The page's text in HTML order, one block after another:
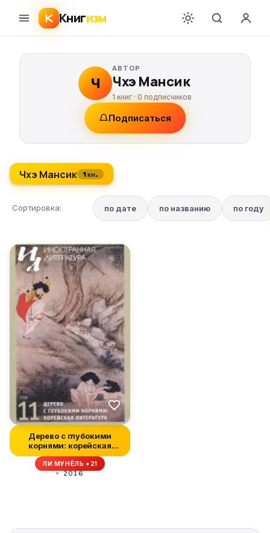
Книгизм
Ч
АВТОР
Чхэ Мансик
1 книг · 0 подписчиков
Подписаться
Чхэ Мансик 1 кн.
Сортировка: по дате по названию по году
Дерево с глубокими
корнями: корейская
литература
ЛИ МУНЁЛЬ +21
2016